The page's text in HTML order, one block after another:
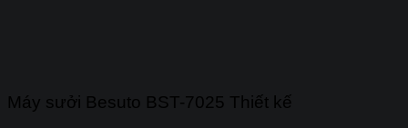
Máy sưởi Besuto BST-7025 Thiết kế